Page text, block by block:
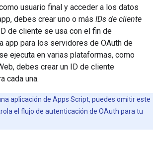
usuario final y acceder a los datos
debes crear uno o más IDs de cliente
de cliente se usa con el fin de
app para los servidores de OAuth de
ejecuta en varias plataformas, como
debes crear un ID de cliente
cada una.
aplicación de Apps Script, puedes omitir este
el flujo de autenticación de OAuth para tu